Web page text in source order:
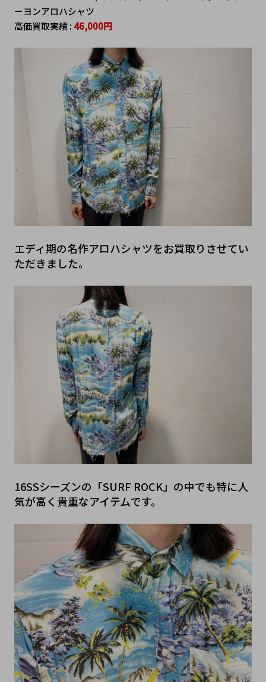
ーヨンアロハシャツ
高価買取実績 : 46,000円
エディ期の名作アロハシャツをお買取りさせてい
ただきました。
16SSシーズンの「SURF ROCK」の中でも特に人
気が高く貴重なアイテムです。